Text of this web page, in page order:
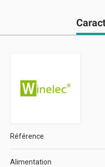
Référence
Alimentation